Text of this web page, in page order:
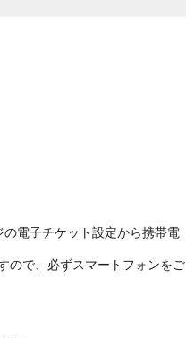
電子チケット設定から携帯電
ので、必ずスマートフォンをご